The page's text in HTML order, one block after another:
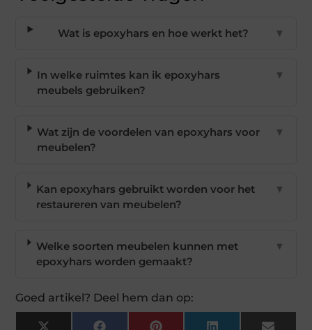
Wat is epoxyhars en hoe werkt het? ▼
In welke ruimtes kan ik epoxyhars
meubels gebruiken?
▼
Wat zijn de voordelen van epoxyhars voor
meubelen?
▼
Kan epoxyhars gebruikt worden voor het
restaureren van meubelen?
▼
Welke soorten meubelen kunnen met
epoxyhars worden gemaakt?
▼
Goed artikel? Deel hem dan op: